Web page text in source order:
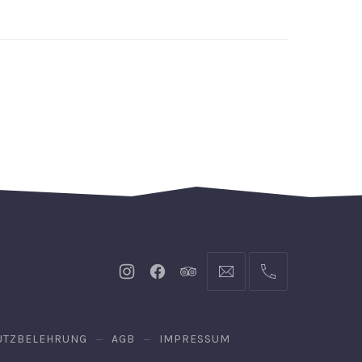
NeuesNeuesNeues info@hofgut-
AGB IMPRESSUM